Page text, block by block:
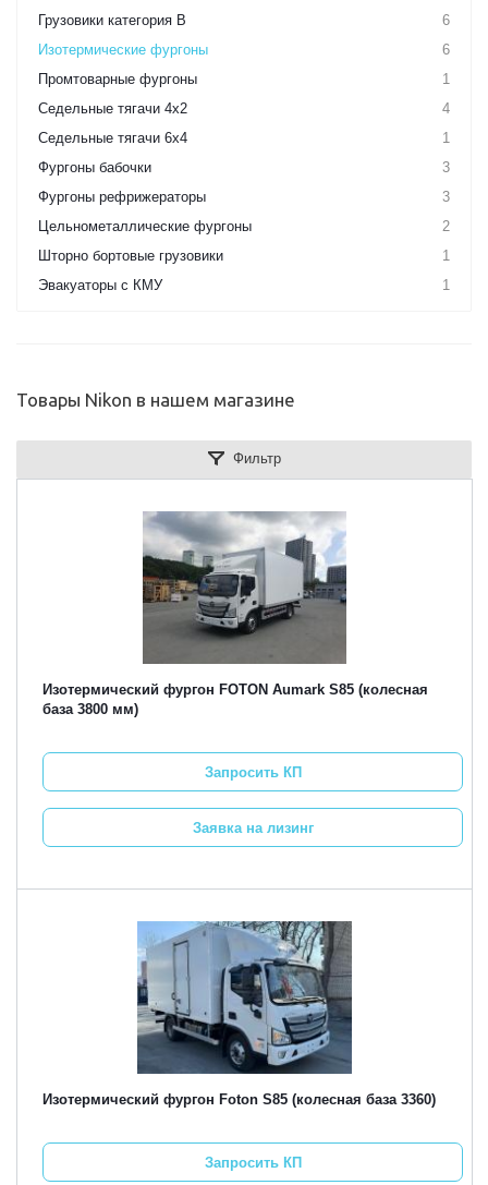
Грузовики категория B
6
Изотермические фургоны
6
Промтоварные фургоны
1
Седельные тягачи 4х2
4
Седельные тягачи 6х4
1
Фургоны бабочки
3
Фургоны рефрижераторы
3
Цельнометаллические фургоны
2
Шторно бортовые грузовики
1
Эвакуаторы с КМУ
1
Товары Nikon в нашем магазине
Фильтр
Изотермический фургон FOTON Aumark S85 (колесная
база 3800 мм)
Запросить КП
Заявка на лизинг
Изотермический фургон Foton S85 (колесная база 3360)
Запросить КП